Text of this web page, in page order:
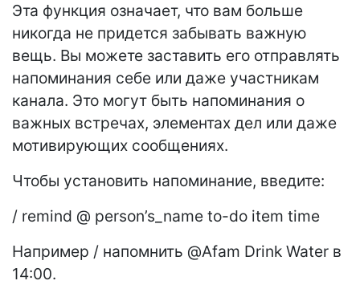
Эта функция означает, что вам больше
никогда не придется забывать важную
вещь. Вы можете заставить его отправлять
напоминания себе или даже участникам
канала. Это могут быть напоминания о
важных встречах, элементах дел или даже
мотивирующих сообщениях.
Чтобы установить напоминание, введите:
/ remind @ person’s_name to-do item time
Например / напомнить @Afam Drink Water в
14:00.